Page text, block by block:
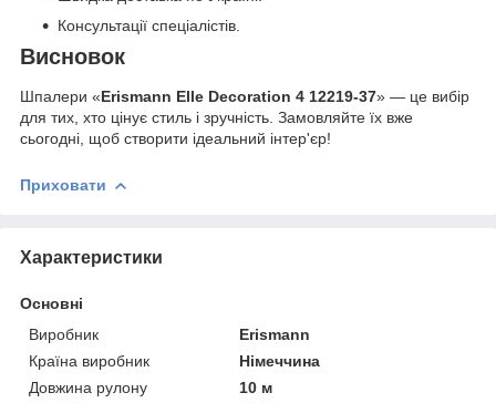
Консультації спеціалістів.
Висновок
Шпалери «Erismann Elle Decoration 4 12219-37» — це вибір
для тих, хто цінує стиль і зручність. Замовляйте їх вже
сьогодні, щоб створити ідеальний інтер'єр!
Приховати
Характеристики
Основні
Виробник
Erismann
Країна виробник
Німеччина
Довжина рулону
10 м